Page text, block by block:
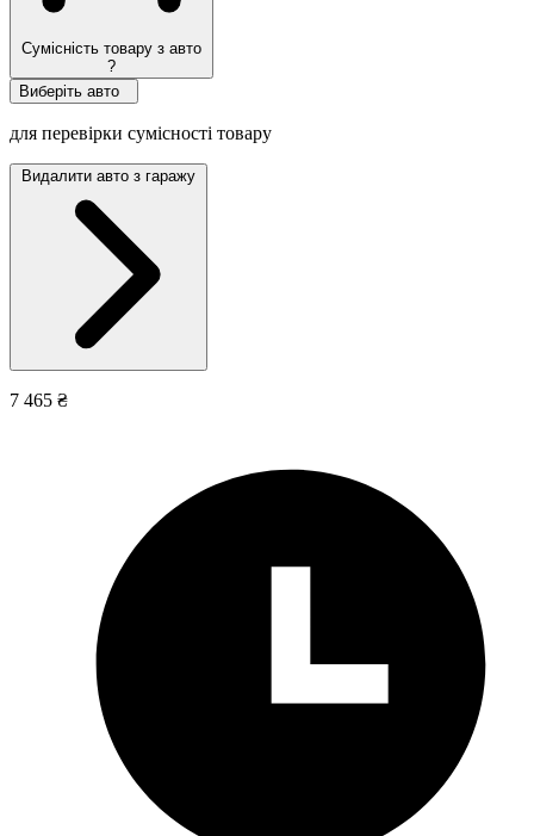
Сумісність товару з авто
?
Виберіть авто
для перевірки сумісності товару
Видалити авто з гаражу
7 465 ₴